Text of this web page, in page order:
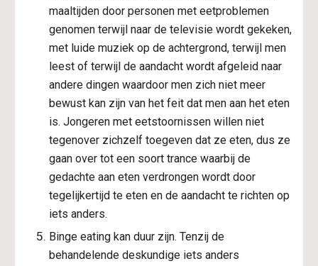
maaltijden door personen met eetproblemen
genomen terwijl naar de televisie wordt gekeken,
met luide muziek op de achtergrond, terwijl men
leest of terwijl de aandacht wordt afgeleid naar
andere dingen waardoor men zich niet meer
bewust kan zijn van het feit dat men aan het eten
is. Jongeren met eetstoornissen willen niet
tegenover zichzelf toegeven dat ze eten, dus ze
gaan over tot een soort trance waarbij de
gedachte aan eten verdrongen wordt door
tegelijkertijd te eten en de aandacht te richten op
iets anders.
Binge eating kan duur zijn. Tenzij de
behandelende deskundige iets anders